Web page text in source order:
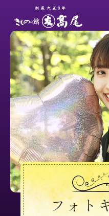
フォト